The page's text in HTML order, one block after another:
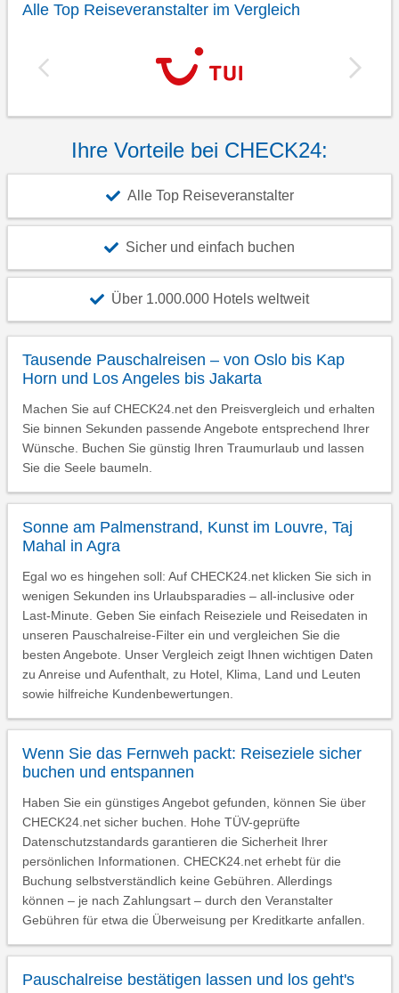
Alle Top Reiseveranstalter im Vergleich
Ihre Vorteile bei CHECK24:
Alle Top Reiseveranstalter
Sicher und einfach buchen
Über 1.000.000 Hotels weltweit
Tausende Pauschalreisen – von Oslo bis Kap
Horn und Los Angeles bis Jakarta
Machen Sie auf CHECK24.net den Preisvergleich und erhalten
Sie binnen Sekunden passende Angebote entsprechend Ihrer
Wünsche. Buchen Sie günstig Ihren Traumurlaub und lassen
Sie die Seele baumeln.
Sonne am Palmenstrand, Kunst im Louvre, Taj
Mahal in Agra
Egal wo es hingehen soll: Auf CHECK24.net klicken Sie sich in
wenigen Sekunden ins Urlaubsparadies – all-inclusive oder
Last-Minute. Geben Sie einfach Reiseziele und Reisedaten in
unseren Pauschalreise-Filter ein und vergleichen Sie die
besten Angebote. Unser Vergleich zeigt Ihnen wichtigen Daten
zu Anreise und Aufenthalt, zu Hotel, Klima, Land und Leuten
sowie hilfreiche Kundenbewertungen.
Wenn Sie das Fernweh packt: Reiseziele sicher
buchen und entspannen
Haben Sie ein günstiges Angebot gefunden, können Sie über
CHECK24.net sicher buchen. Hohe TÜV-geprüfte
Datenschutzstandards garantieren die Sicherheit Ihrer
persönlichen Informationen. CHECK24.net erhebt für die
Buchung selbstverständlich keine Gebühren. Allerdings
können – je nach Zahlungsart – durch den Veranstalter
Gebühren für etwa die Überweisung per Kreditkarte anfallen.
Pauschalreise bestätigen lassen und los geht's